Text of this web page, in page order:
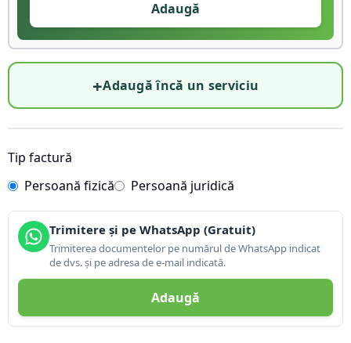
Adaugă
+Adaugă încă un serviciu
Tip factură
Persoană fizică
Persoană juridică
Trimitere și pe WhatsApp (Gratuit)
Trimiterea documentelor pe numărul de WhatsApp indicat
de dvs. și pe adresa de e-mail indicată.
Adaugă